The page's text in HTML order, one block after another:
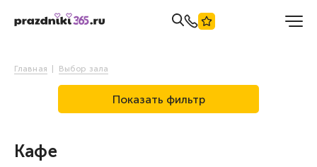
Показать фильтр
Главная Выбор зала
Кафе